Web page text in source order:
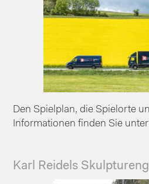
Den Spielplan, die Spielorte
Informationen finden Sie
Karl Reidels